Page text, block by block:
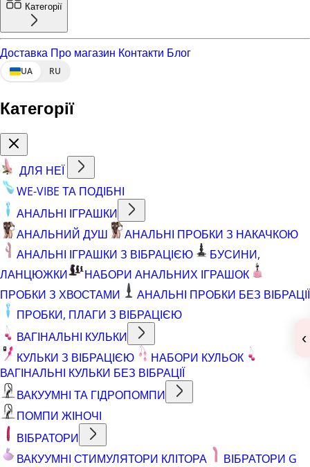
Категорії
Доставка Про магазин Контакти Блог
UA RU
Категорії
ДЛЯ НЕЇ
WE-VIBE ТА ПОДІБНІ
АНАЛЬНІ ІГРАШКИ
АНАЛЬНИЙ ДУШ
АНАЛЬНІ ПРОБКИ З НАКАЧКОЮ
АНАЛЬНІ ІГРАШКИ З ВІБРАЦІЄЮ
БУСИНИ,
ЛАНЦЮЖКИ
НАБОРИ АНАЛЬНИХ ІГРАШОК
ПРОБКИ З ХВОСТАМИ
АНАЛЬНІ ПРОБКИ БЕЗ ВІБРАЦІЇ
ПРОБКИ, ПЛАГИ З ВІБРАЦІЄЮ
ВАГІНАЛЬНІ КУЛЬКИ
КУЛЬКИ З ВІБРАЦІЄЮ
НАБОРИ КУЛЬОК
ВАГІНАЛЬНІ КУЛЬКИ БЕЗ ВІБРАЦІЇ
ВАКУУМНІ ТА ГІДРОПОМПИ
ПОМПИ ЖІНОЧІ
ВІБРАТОРИ
ВАКУУМНІ СТИМУЛЯТОРИ КЛІТОРА
ВІБРАТОРИ G
‹